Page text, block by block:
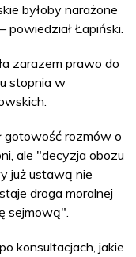
byłoby narażone
powiedział Łapiński.
zarazem prawo do
stopnia w
gotowość rozmów o
ale "decyzja obozu
już ustawą nie
droga moralnej
sejmową".
konsultacjach, jakie